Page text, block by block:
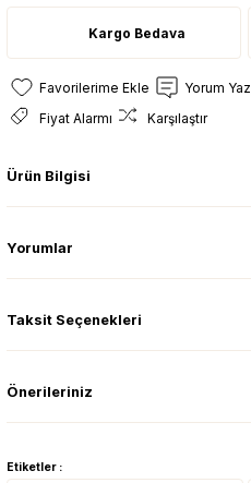
Kargo Bedava
Yorum Yaz
Fiyat Alarmı
Karşılaştır
Ürün Bilgisi
Yorumlar
Taksit Seçenekleri
Önerileriniz
Etiketler :